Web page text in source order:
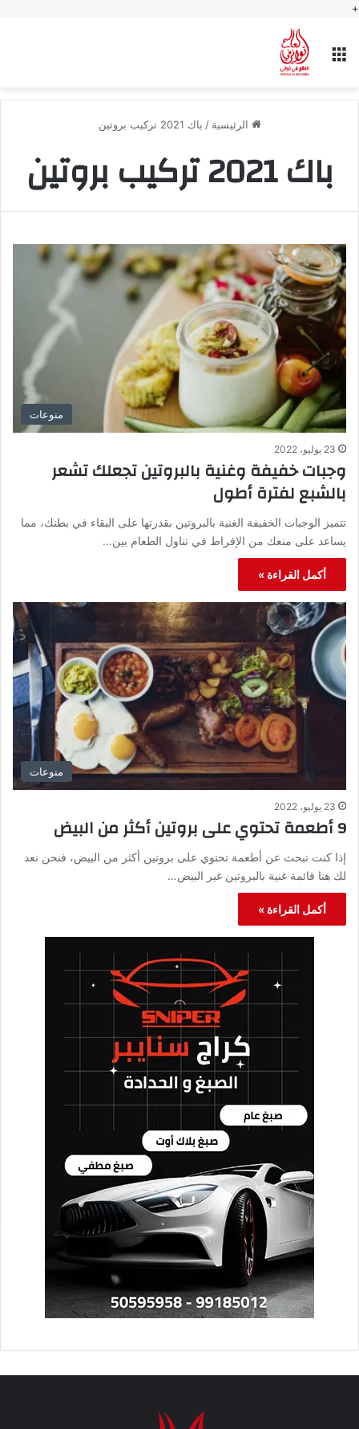
+
القائمة
الرئيسية / باك 2021 تركيب بروتين
باك 2021 تركيب بروتين
منوعات
23 يوليو، 2022
وجبات خفيفة وغنية بالبروتين تجعلك تشعر
بالشبع لفترة أطول
تتميز الوجبات الخفيفة الغنية بالبروتين بقدرتها على البقاء في بطنك، مما
يساعد على منعك من الإفراط في تناول الطعام بين…
أكمل القراءة »
منوعات
23 يوليو، 2022
9 أطعمة تحتوي على بروتين أكثر من البيض
إذا كنت تبحث عن أطعمة تحتوي على بروتين أكثر من البيض، فنحن نعد
لك هنا قائمة غنية بالبروتين غير البيض…
أكمل القراءة »